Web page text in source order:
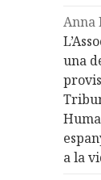
Anna
una
a la